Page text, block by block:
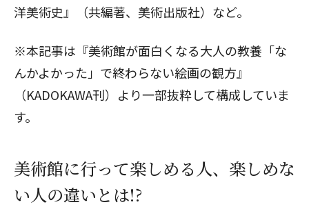
洋美術史』（共編著、美術出版社）など。
※本記事は『美術館が面白くなる大人の教養「な
んかよかった」で終わらない絵画の観方』
（KADOKAWA刊）より一部抜粋して構成していま
す。
美術館に行って楽しめる人、楽しめな
い人の違いとは!?